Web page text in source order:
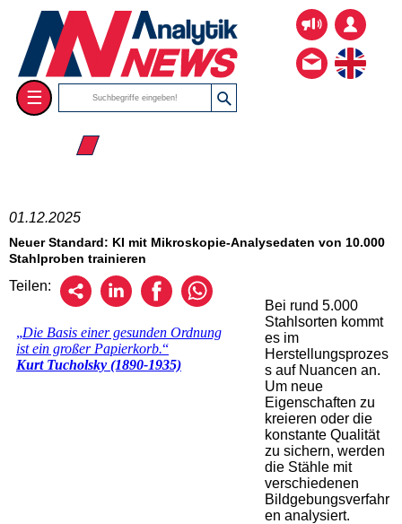
☰
☰ 2025
01.12.2025
Neuer Standard: KI mit Mikroskopie-Analysedaten von 10.000
Stahlproben trainieren
Teilen:
Bei rund 5.000
Stahlsorten kommt
es im
Herstellungsprozes
s auf Nuancen an.
Um neue
Eigenschaften zu
kreieren oder die
konstante Qualität
zu sichern, werden
die Stähle mit
verschiedenen
Bildgebungsverfahr
en analysiert.